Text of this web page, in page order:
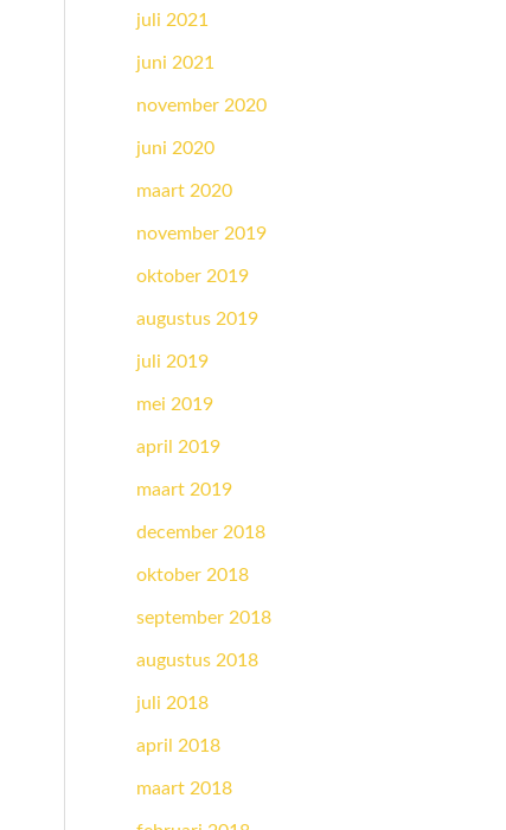
juli 2021
juni 2021
november 2020
juni 2020
maart 2020
november 2019
oktober 2019
augustus 2019
juli 2019
mei 2019
april 2019
maart 2019
december 2018
oktober 2018
september 2018
augustus 2018
juli 2018
april 2018
maart 2018